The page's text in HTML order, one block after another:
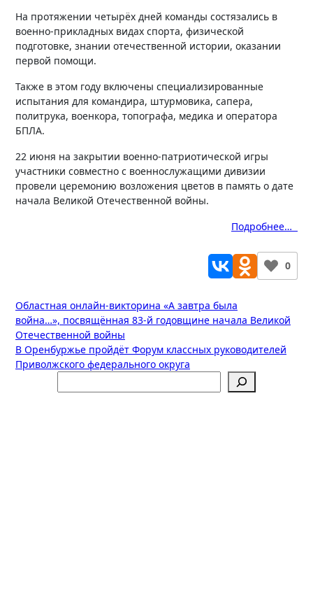
На протяжении четырёх дней команды состязались в
военно-прикладных видах спорта, физической
подготовке, знании отечественной истории, оказании
первой помощи.
Также в этом году включены специализированные
испытания для командира, штурмовика, сапера,
политрука, военкора, топографа, медика и оператора
БПЛА.
22 июня на закрытии военно-патриотической игры
участники совместно с военнослужащими дивизии
провели церемонию возложения цветов в память о дате
начала Великой Отечественной войны.
Подробнее…
0
Навигация
по
записям
Областная онлайн-викторина «А завтра была
война…», посвящённая 83-й годовщине начала Великой
Отечественной войны
В Оренбуржье пройдёт Форум классных руководителей
Приволжского федерального округа